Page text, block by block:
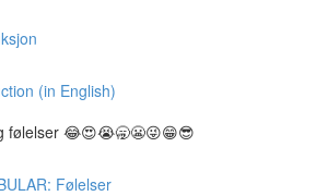
(in English)
følelser 😂😍😭🥱😬😜😁😎
Følelser